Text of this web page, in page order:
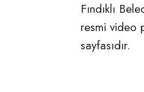
Fındıklı
resmi video
sayfasıdır.